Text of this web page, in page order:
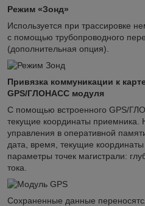
Режим «Зонд»
Используется при трассировке
с помощью трубопроводного
(дополнительная опция).
Привязка коммуникации к
GPS/ГЛОНАСС ­модуля
С помощью встроенного GPS/
текущие координаты
управления в оперативной
дата, время, текущие
параметры точек магистрали:
тока.
Сохраненные данные